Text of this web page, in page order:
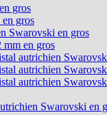
gros
en gros
Swarovski en gros
mm en gros
autrichien
autrichien
autrichien
Swarovski en